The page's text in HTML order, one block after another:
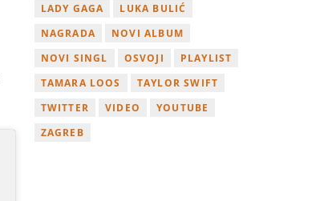
LADY GAGA
LUKA BULIĆ
NAGRADA
NOVI ALBUM
NOVI SINGL
OSVOJI
PLAYLIST
TAMARA LOOS
TAYLOR SWIFT
TWITTER
VIDEO
YOUTUBE
ZAGREB